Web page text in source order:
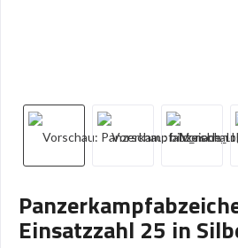
Einsatzzahl 25 in